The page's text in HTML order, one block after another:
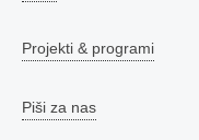
Projekti & programi
Piši za nas